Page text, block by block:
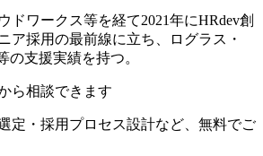
ドワークス等を経て2021年にHRdev創
ア採用の最前線に立ち、ログラス・
の支援実績を持つ。
ら相談できます
定・採用プロセス設計など、無料でご